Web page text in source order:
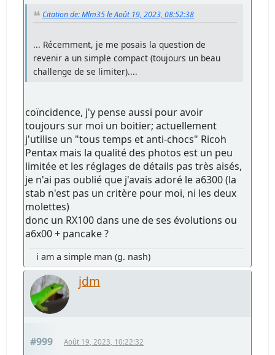
Citation de: Mlm35 le Août 19, 2023, 08:52:38
... Récemment, je me posais la question de
revenir a un simple compact (toujours un beau
challenge de se limiter)....
coïncidence, j'y pense aussi pour avoir
toujours sur moi un boitier; actuellement
j'utilise un "tous temps et anti-chocs" Ricoh
Pentax mais la qualité des photos est un peu
limitée et les réglages de détails pas très aisés,
je n'ai pas oublié que j'avais adoré le a6300 (la
stab n'est pas un critère pour moi, ni les deux
molettes)
donc un RX100 dans une de ses évolutions ou
a6x00 + pancake ?
i am a simple man (g. nash)
jdm
#999 Août 19, 2023, 10:22:32